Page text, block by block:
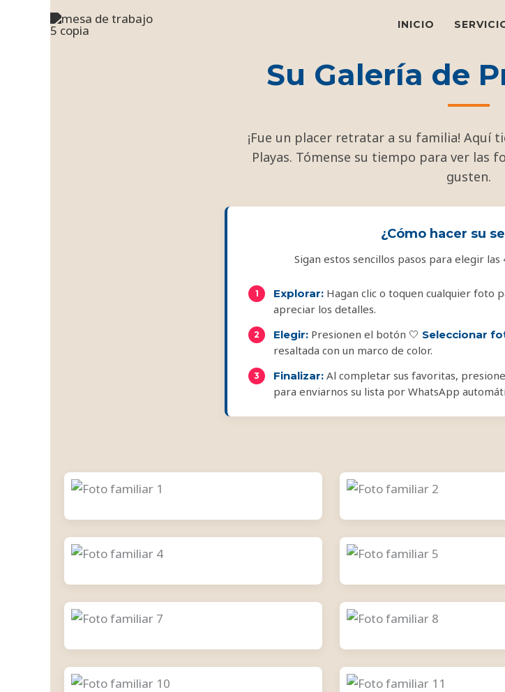
INICIO
Su Galería de
¡Fue un placer retratar a su familia! Aquí
Playas. Tómense su tiempo para ver las
gusten.
¿Cómo hacer su
Sigan estos sencillos pasos para elegir
Explorar: Hagan clic o toquen cualquier foto
apreciar los detalles.
Elegir: Presionen el botón 🤍 Seleccionar
resaltada con un marco de color.
Finalizar: Al completar sus favoritas,
para enviarnos su lista por WhatsApp